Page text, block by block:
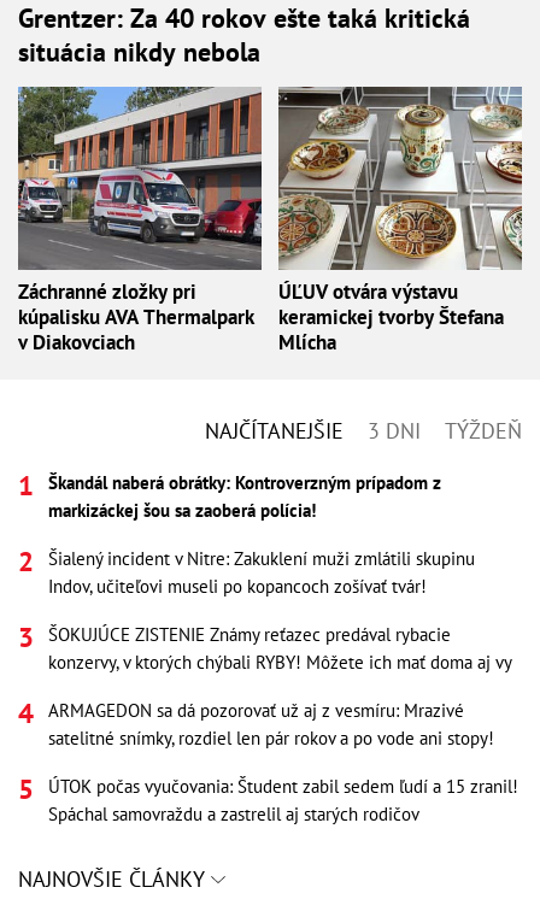
Grentzer: Za 40 rokov ešte taká kritická
situácia nikdy nebola
Záchranné zložky pri
kúpalisku AVA Thermalpark
v Diakovciach
ÚĽUV otvára výstavu
keramickej tvorby Štefana
Mlícha
NAJČÍTANEJŠIE 3 DNI TÝŽDEŇ
Škandál naberá obrátky: Kontroverzným prípadom z
markizáckej šou sa zaoberá polícia!
Šialený incident v Nitre: Zakuklení muži zmlátili skupinu
Indov, učiteľovi museli po kopancoch zošívať tvár!
ŠOKUJÚCE ZISTENIE Známy reťazec predával rybacie
konzervy, v ktorých chýbali RYBY! Môžete ich mať doma aj vy
ARMAGEDON sa dá pozorovať už aj z vesmíru: Mrazivé
satelitné snímky, rozdiel len pár rokov a po vode ani stopy!
ÚTOK počas vyučovania: Študent zabil sedem ľudí a 15 zranil!
Spáchal samovraždu a zastrelil aj starých rodičov
NAJNOVŠIE ČLÁNKY